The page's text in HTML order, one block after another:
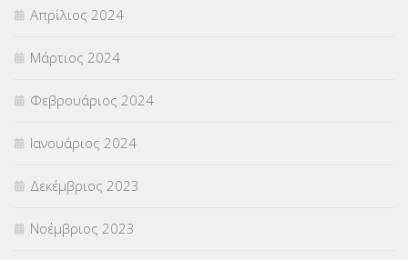
Απρίλιος 2024
Μάρτιος 2024
Φεβρουάριος 2024
Ιανουάριος 2024
Δεκέμβριος 2023
Νοέμβριος 2023